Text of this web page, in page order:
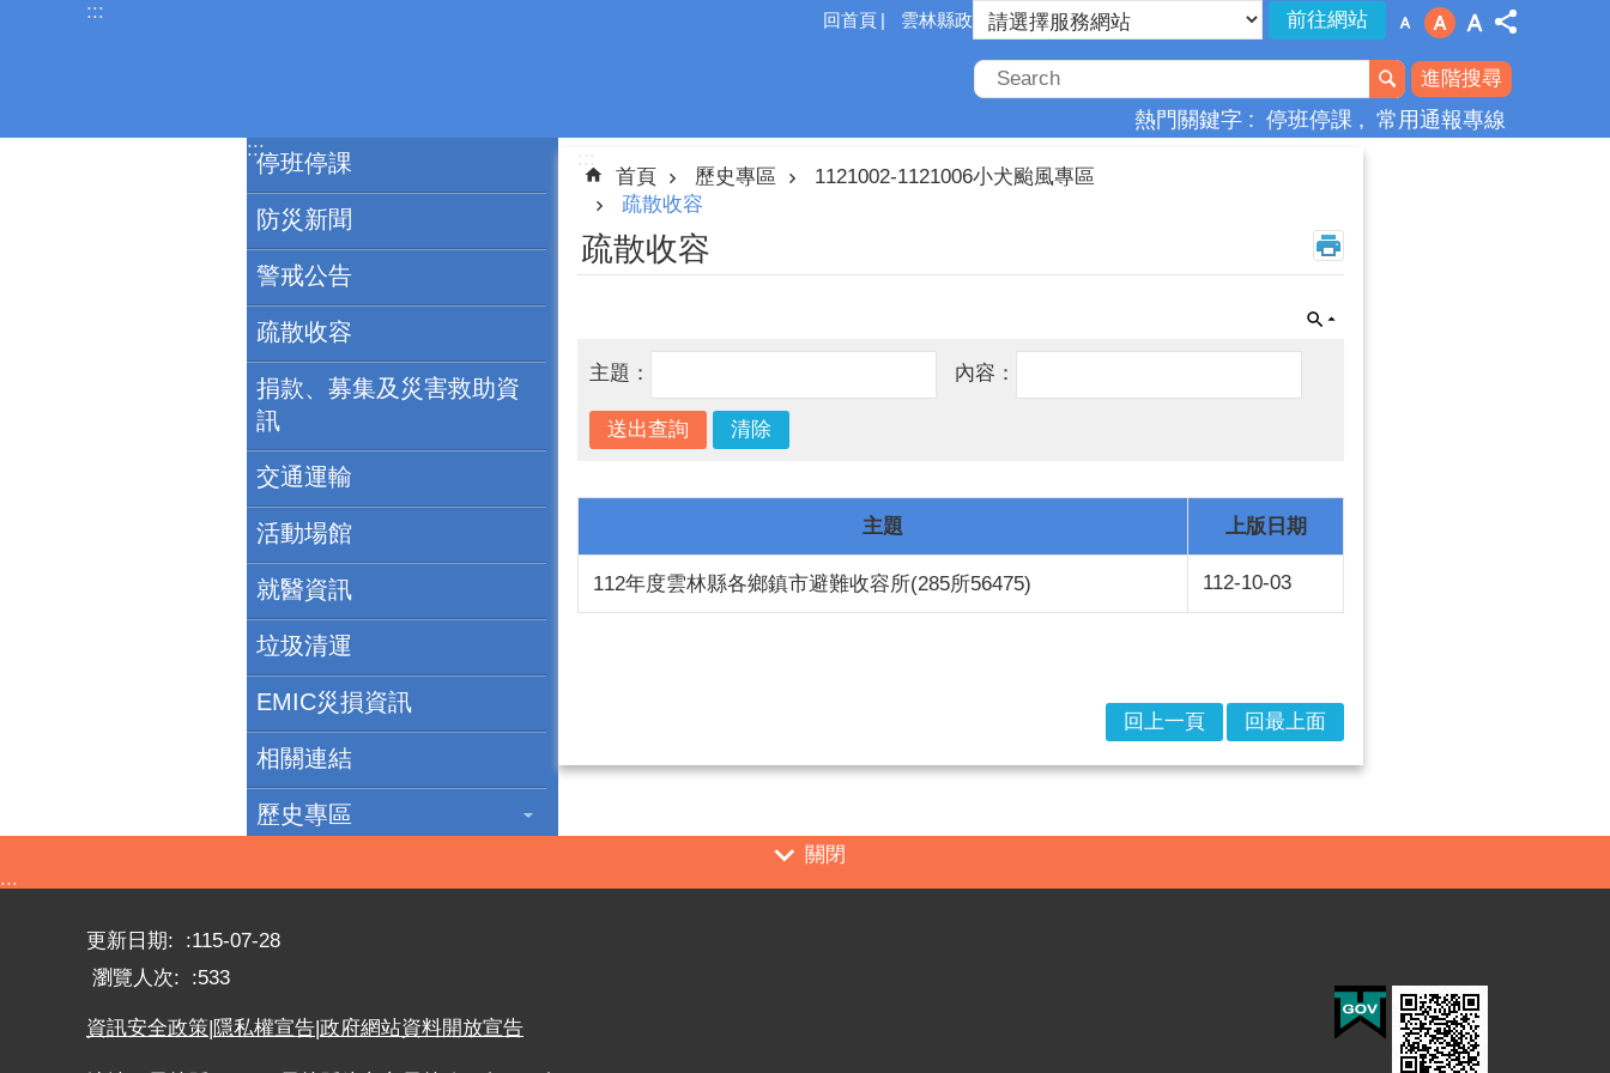
跳到主要內容區塊
::: 回首頁 雲林縣政府
進階搜尋
熱門關鍵字 停班停課 常用通報專線
:::
停班停課
防災新聞
警戒公告
疏散收容
捐款、募集及災害救助資
訊
交通運輸
活動場館
就醫資訊
垃圾清運
EMIC災損資訊
相關連結
歷史專區
:::
首頁 歷史專區
1121002-1121006小犬颱風專區
疏散收容
疏散收容
主題： 內容：
主題 上版日期
112年度雲林縣各鄉鎮市避難收容所(285所56475) 112-10-03
回上一頁 回最上面
關閉
:::
更新日期:
115-07-28
瀏覽人次:
533
資訊安全政策|隱私權宣告|政府網站資料開放宣告